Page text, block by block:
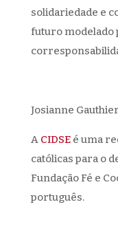
solidariedade e
futuro modelado
Josianne
A CIDSEé uma
católicas para o
Fundação Fé e
português.